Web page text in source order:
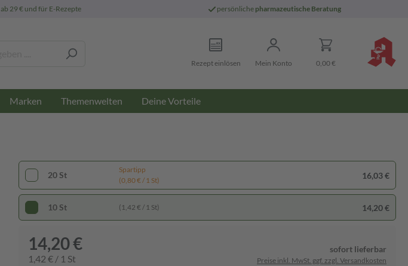
ab 29 € und für E-Rezepte persönliche pharmazeutische Beratung
Rezept einlösen Mein Konto 0,00 €
Marken Themenwelten Deine Vorteile
20 St
Spartipp
(0,80 € / 1 St)
16,03 €
10 St (1,42 € / 1 St) 14,20 €
14,20 €
1,42 € / 1 St
sofort lieferbar
Preise inkl. MwSt. ggf. zzgl. Versandkosten